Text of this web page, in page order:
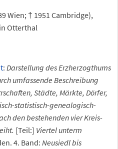
Wien; † 1951 Cambridge),
Otterthal
: Darstellung des Erzherzogthums
umfassende Beschreibung
Städte, Märkte, Dörfer,
statistisch-genealogisch-
den bestehenden vier Kreis-
[Teil:] Viertel unterm
4. Band: Neusiedl bis